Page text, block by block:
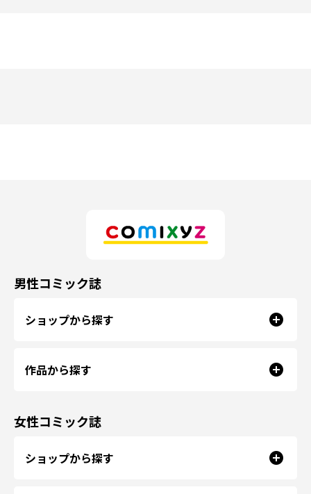
男性コミック誌
ショップから探す
作品から探す
女性コミック誌
ショップから探す